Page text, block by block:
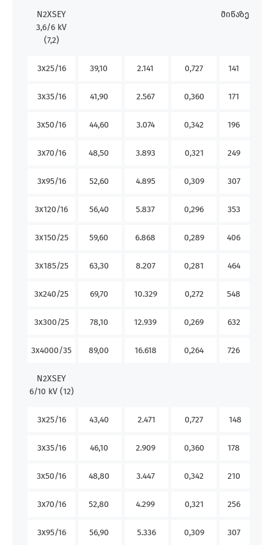
N2XSEY
3,6/6 kV
(7,2)
მიწაზე
3x25/16 39,10 2.141 0,727 141
3x35/16 41,90 2.567 0,360 171
3x50/16 44,60 3.074 0,342 196
3x70/16 48,50 3.893 0,321 249
3x95/16 52,60 4.895 0,309 307
3x120/16 56,40 5.837 0,296 353
3x150/25 59,60 6.868 0,289 406
3x185/25 63,30 8.207 0,281 464
3x240/25 69,70 10.329 0,272 548
3x300/25 78,10 12.939 0,269 632
3x4000/35 89,00 16.618 0,264 726
N2XSEY
6/10 kV (12)
3x25/16 43,40 2.471 0,727 148
3x35/16 46,10 2.909 0,360 178
3x50/16 48,80 3.447 0,342 210
3x70/16 52,80 4.299 0,321 256
3x95/16 56,90 5.336 0,309 307